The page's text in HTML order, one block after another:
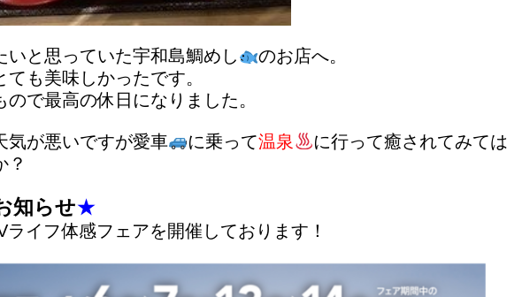
いと思っていた宇和島鯛めし
のお店へ。
も美味しかったです。
で最高の休日になりました。
気が悪いですが愛車 に乗って温泉
に行って癒されてみては
？
知らせ★
イフ体感フェアを開催しております！